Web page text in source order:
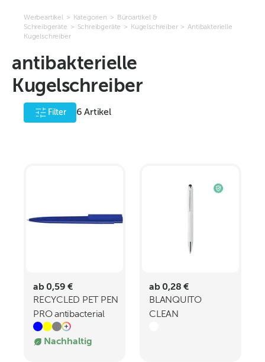
Werbeartikel > Kategorien >
Büroartikel &
Schreibgeräte > Schreibgeräte > Kugelschreiber > Antibakterielle
Kugelschreiber
antibakterielle
Kugelschreiber
Filter 6 Artikel
ab 0,59 €
RECYCLED PET PEN
PRO antibacterial
Druckkugelschreiber
Nachhaltig
ab 0,28 €
BLANQUITO
CLEAN